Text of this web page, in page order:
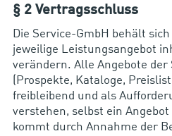
§ 2 Vertragsschluss
Die Service-GmbH behält
jeweilige Leistungsangebot
verändern. Alle Angebote der
(Prospekte, Kataloge,
freibleibend und als
verstehen, selbst ein
kommt durch Annahme der